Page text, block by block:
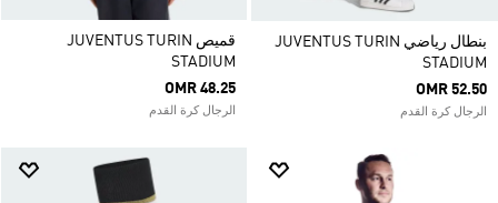
بنطال رياضي JUVENTUS TURIN
STADIUM
OMR 52.50
الرجال كرة القدم
قميص JUVENTUS TURIN
STADIUM
OMR 48.25
الرجال كرة القدم